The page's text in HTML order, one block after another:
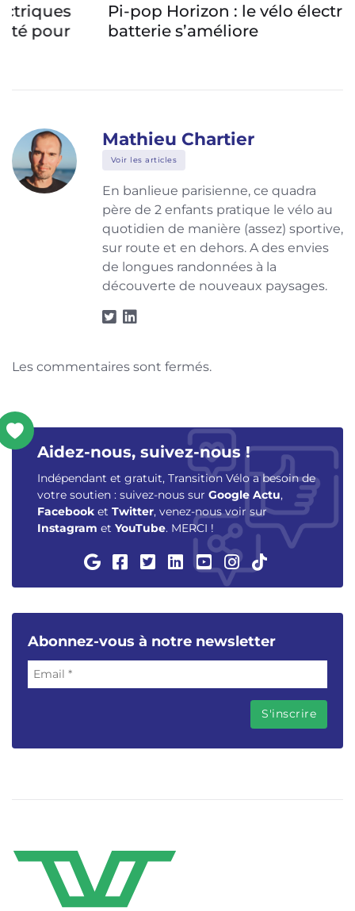
Pi-pop Horizon : le vélo électrique sans
batterie s’améliore
Mathieu Chartier
Voir les articles
En banlieue parisienne, ce quadra
père de 2 enfants pratique le vélo au
quotidien de manière (assez) sportive,
sur route et en dehors. A des envies
de longues randonnées à la
découverte de nouveaux paysages.
Les commentaires sont fermés.
Aidez-nous, suivez-nous !
Indépendant et gratuit, Transition Vélo a besoin de
votre soutien : suivez-nous sur Google Actu,
Facebook et Twitter, venez-nous voir sur
Instagram et YouTube. MERCI !
Abonnez-vous à notre newsletter